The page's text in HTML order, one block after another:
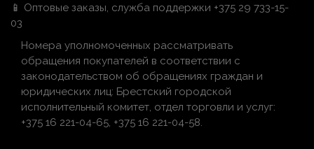
📱 Оптовые заказы, служба поддержки +375 29 733-15-
03
Номера уполномоченных рассматривать
обращения покупателей в соответствии с
законодательством об обращениях граждан и
юридических лиц: Брестский городской
исполнительный комитет, отдел торговли и услуг:
+375 16 221-04-65, +375 16 221-04-58.